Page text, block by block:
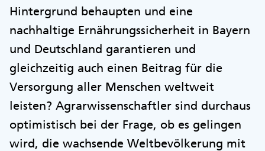
Hintergrund behaupten und eine
nachhaltige Ernährungssicherheit in Bayern
und Deutschland garantieren und
gleichzeitig auch einen Beitrag für die
Versorgung aller Menschen weltweit
leisten? Agrarwissenschaftler sind durchaus
optimistisch bei der Frage, ob es gelingen
wird, die wachsende Weltbevölkerung mit